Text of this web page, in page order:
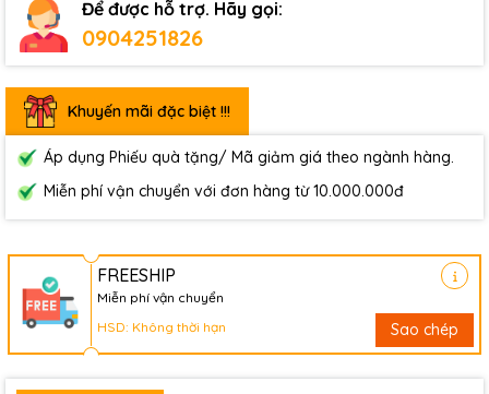
Để được hỗ trợ. Hãy gọi:
0904251826
Khuyến mãi đặc biệt !!!
Áp dụng Phiếu quà tặng/ Mã giảm giá theo ngành hàng.
Miễn phí vận chuyển với đơn hàng từ 10.000.000đ
FREESHIP
Miễn phí vận chuyển
HSD: Không thời hạn
Sao chép